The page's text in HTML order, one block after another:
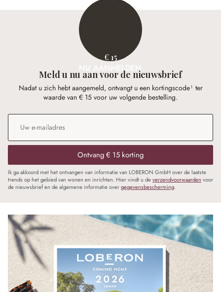
€ 15
NU AANMELDEN
Meld u nu aan voor de nieuwsbrief
Nadat u zich hebt aangemeld, ontvangt u een kortingscode¹ ter
waarde van € 15 voor uw volgende bestelling.
E-mailadres
Ontvang € 15 korting
Ik ga akkoord met het ontvangen van informatie van LOBERON GmbH over de laatste
trends op het gebied van wonen en inrichten. Hier vindt u deverzendvoorwaarden voor
de nieuwsbrief en de algemene informatie overgegevensbescherming.